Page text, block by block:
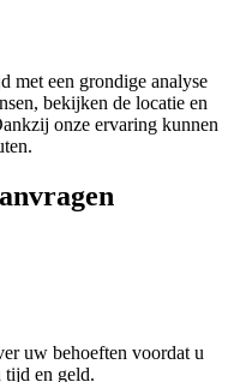
met een grondige analyse
bekijken de locatie en
onze ervaring kunnen
uw behoeften voordat u
tijd en geld.